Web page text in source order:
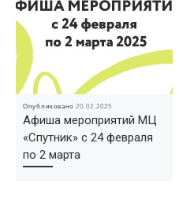
Опубликовано20.02.2025
Афиша мероприятий МЦ
«Спутник» с 24 февраля
по 2 марта